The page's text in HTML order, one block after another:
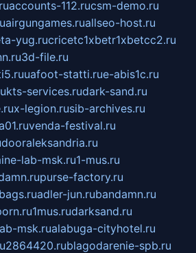
accounts-112.rucsm-demo.ru
airgungames.ruallseo-host.ru
yug.rucricetc1xbetr1xbetcc2.ru
3d-file.ru
uafoot-statti.rue-abis1c.ru
kts-services.rudark-sand.ru
x-legion.rusib-archives.ru
venda-festival.ru
dooraleksandria.ru
lab-msk.ru1-mus.ru
purse-factory.ru
adler-jun.rubandamn.ru
1mus.rudarksand.ru
msk.rualabuga-cityhotel.ru
2864420.rublagodarenie-spb.ru